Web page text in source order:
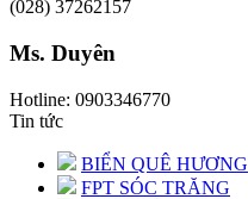
(028) 37262157
Ms. Duyên
Hotline: 0903346770
Tin tức
BIỂN QUÊ HƯƠNG
FPT SÓC TRĂNG